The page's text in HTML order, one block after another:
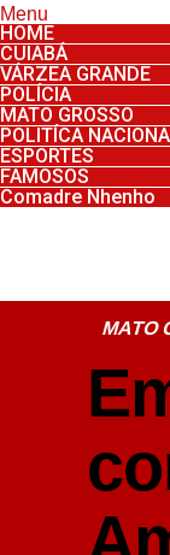
Menu
HOME
CUIABÁ
VÁRZEA GRANDE
POLÍCIA
MATO GROSSO
POLITÍCA
ESPORTES
FAMOSOS
Comadre Nhenho
MATO